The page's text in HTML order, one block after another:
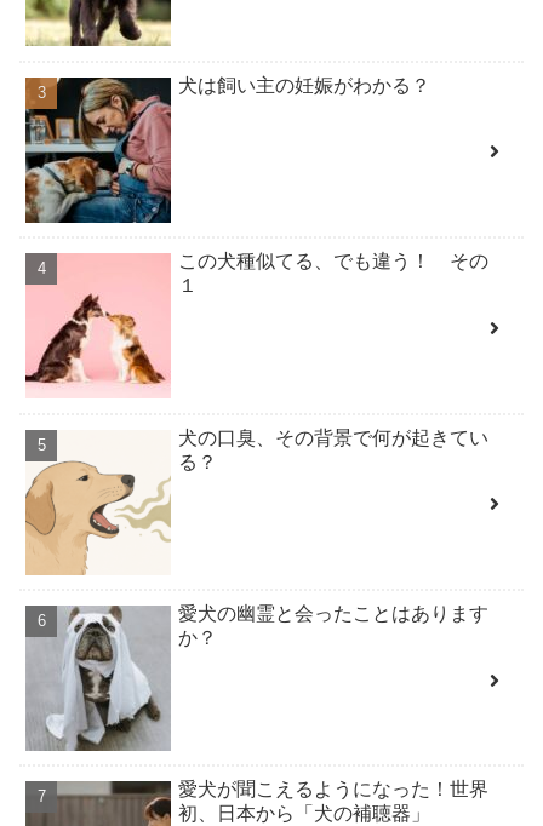
犬は飼い主の妊娠がわかる？
この犬種似てる、でも違う！ その
１
犬の口臭、その背景で何が起きてい
る？
愛犬の幽霊と会ったことはあります
か？
愛犬が聞こえるようになった！世界
初、日本から「犬の補聴器」